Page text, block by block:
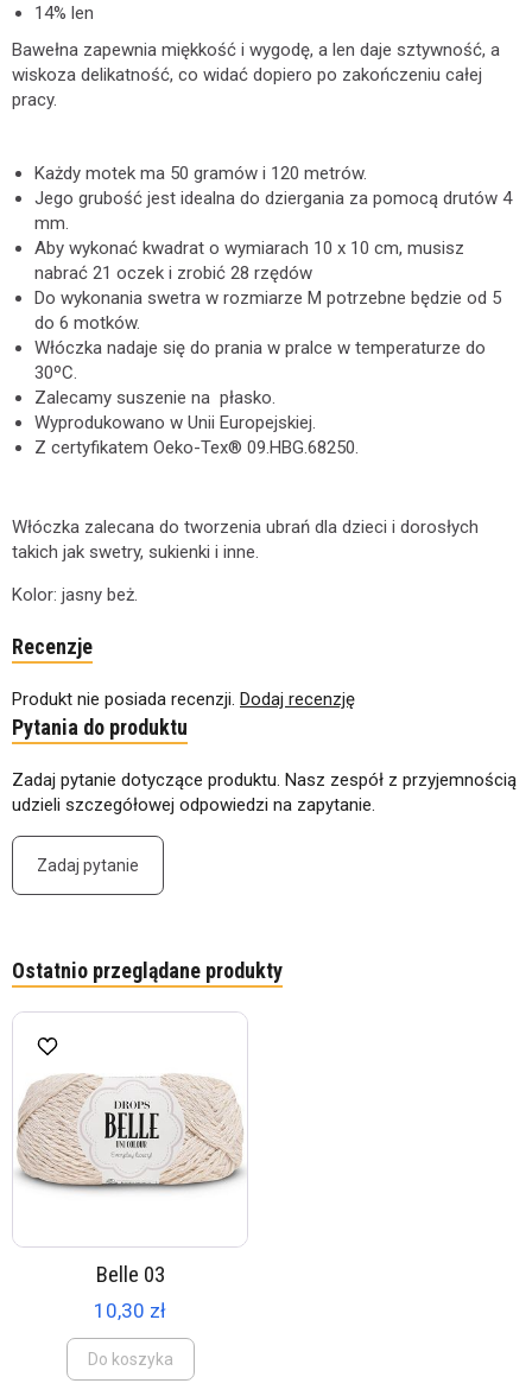
14% len
Bawełna zapewnia miękkość i wygodę, a len daje sztywność, a
wiskoza delikatność, co widać dopiero po zakończeniu całej
pracy.
Każdy motek ma 50 gramów i 120 metrów.
Jego grubość jest idealna do dziergania za pomocą drutów 4
mm.
Aby wykonać kwadrat o wymiarach 10 x 10 cm, musisz
nabrać 21 oczek i zrobić 28 rzędów
Do wykonania swetra w rozmiarze M potrzebne będzie od 5
do 6 motków.
Włóczka nadaje się do prania w pralce w temperaturze do
30ºC.
Zalecamy suszenie na płasko.
Wyprodukowano w Unii Europejskiej.
Z certyfikatem Oeko-Tex® 09.HBG.68250.
Włóczka zalecana do tworzenia ubrań dla dzieci i dorosłych
takich jak swetry, sukienki i inne.
Kolor: jasny beż.
Recenzje
Produkt nie posiada recenzji. Dodaj recenzję
Pytania do produktu
Zadaj pytanie dotyczące produktu. Nasz zespół z przyjemnością
udzieli szczegółowej odpowiedzi na zapytanie.
Zadaj pytanie
Ostatnio przeglądane produkty
Belle 03
10,30 zł
Do koszyka